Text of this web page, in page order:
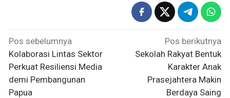
Navigasi
pos
Pos sebelumnya
Kolaborasi Lintas Sektor
Perkuat Resiliensi Media
demi Pembangunan
Papua
Pos berikutnya
Sekolah Rakyat Bentuk
Karakter Anak
Prasejahtera Makin
Berdaya Saing